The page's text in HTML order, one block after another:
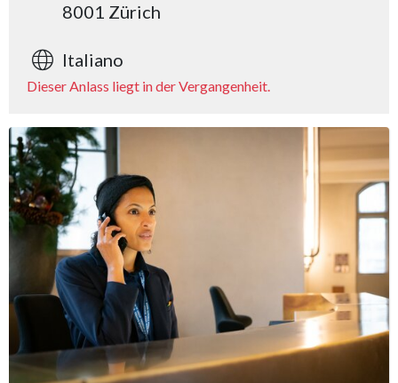
8001 Zürich
Italiano
Dieser Anlass liegt in der Vergangenheit.